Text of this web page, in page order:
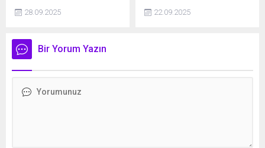
Dördüncü kez anne olan
hamilelik kilolarından
kurtuldu. İşte son hali...
28.09.2025
Uluslararası Film
22.09.2025
Bir Yorum Yazın